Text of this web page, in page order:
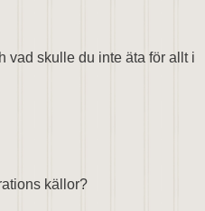
vad skulle du inte äta för allt i
källor?